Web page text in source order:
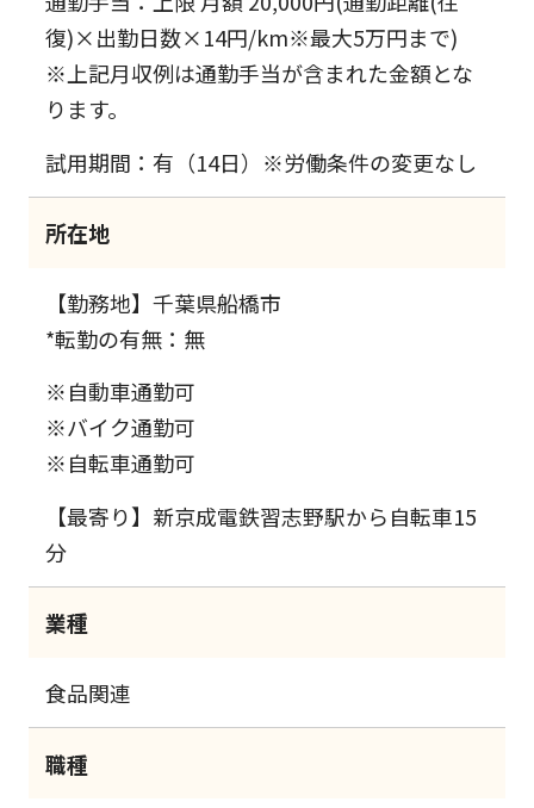
復)×出勤日数×14円/km※最大5万円まで)
※上記月収例は通勤手当が含まれた金額とな
ります。
試用期間：有（14日）※労働条件の変更なし
所在地
【勤務地】千葉県船橋市
*転勤の有無：無
※自動車通勤可
※バイク通勤可
※自転車通勤可
【最寄り】新京成電鉄習志野駅から自転車15
分
業種
食品関連
職種